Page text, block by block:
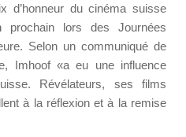
d’honneur du cinéma suisse
prochain lors des Journées
Selon un communiqué de
Imhoof «a eu une influence
Révélateurs, ses films
à la réflexion et à la remise